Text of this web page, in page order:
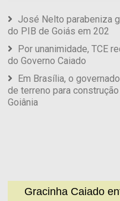
José Nelto parabeniza
do PIB de Goiás em 202
Por unanimidade, TCE
do Governo Caiado
Em Brasília, o
de terreno para
Goiânia
Gracinha Caiado